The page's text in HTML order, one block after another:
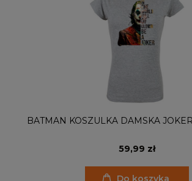
BATMAN KOSZULKA DAMSKA
59,99 zł
Do koszyka